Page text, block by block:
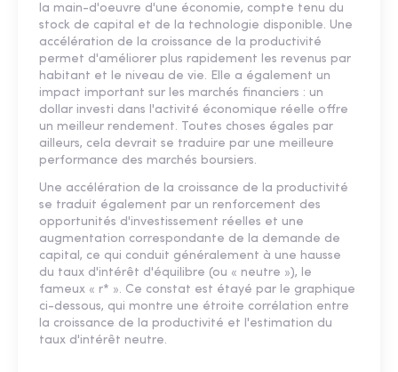
la main-d'oeuvre d'une économie, compte tenu du
stock de capital et de la technologie disponible. Une
accélération de la croissance de la productivité
permet d'améliorer plus rapidement les revenus par
habitant et le niveau de vie. Elle a également un
impact important sur les marchés financiers : un
dollar investi dans l'activité économique réelle offre
un meilleur rendement. Toutes choses égales par
ailleurs, cela devrait se traduire par une meilleure
performance des marchés boursiers.
Une accélération de la croissance de la productivité
se traduit également par un renforcement des
opportunités d'investissement réelles et une
augmentation correspondante de la demande de
capital, ce qui conduit généralement à une hausse
du taux d'intérêt d'équilibre (ou « neutre »), le
fameux « r* ». Ce constat est étayé par le graphique
ci-dessous, qui montre une étroite corrélation entre
la croissance de la productivité et l'estimation du
taux d'intérêt neutre.